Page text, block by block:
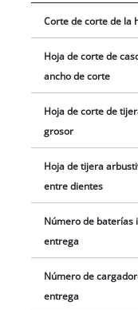
son fáciles de
La empuñadura
ergonomía para cada
del engranaje
y la limpieza contra el
con aceite para
V para su
incluidos en el
por separado.
Corte de corte de la
Hoja de corte de
ancho de corte
Hoja de corte de
grosor
Hoja de tijera
entre dientes
Número de baterías
entrega
Número de
entrega